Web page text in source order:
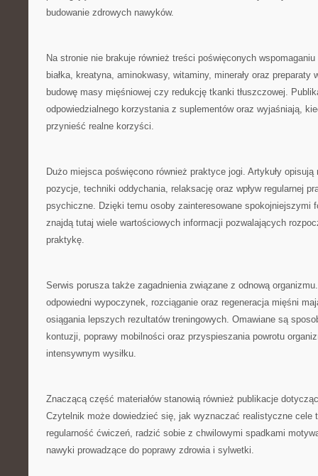
budowanie zdrowych nawyków.
Na stronie nie brakuje również treści poświęconych
białka, kreatyna, aminokwasy, witaminy, minerały oraz preparaty
budowę masy mięśniowej czy redukcję tkanki tłuszczowej.
odpowiedzialnego korzystania z suplementów oraz wyjaśniają,
przynieść realne korzyści.
Dużo miejsca poświęcono również praktyce jogi. Artykuły
pozycje, techniki oddychania, relaksację oraz wpływ regularnej
psychiczne. Dzięki temu osoby zainteresowane spokojniejszymi
znajdą tutaj wiele wartościowych informacji pozwalających
praktykę.
Serwis porusza także zagadnienia związane z odnową
odpowiedni wypoczynek, rozciąganie oraz regeneracja mięśni
osiągania lepszych rezultatów treningowych. Omawiane są
kontuzji, poprawy mobilności oraz przyspieszania powrotu
intensywnym wysiłku.
Znaczącą część materiałów stanowią również publikacje
Czytelnik może dowiedzieć się, jak wyznaczać realistyczne cele
regularność ćwiczeń, radzić sobie z chwilowymi spadkami
nawyki prowadzące do poprawy zdrowia i sylwetki.